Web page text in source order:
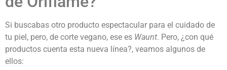
Si buscabas otro producto espectacular para el cuidado de
tu piel, pero, de corte vegano, ese es Waunt. Pero, ¿con qué
productos cuenta esta nueva línea?, veamos algunos de
ellos: